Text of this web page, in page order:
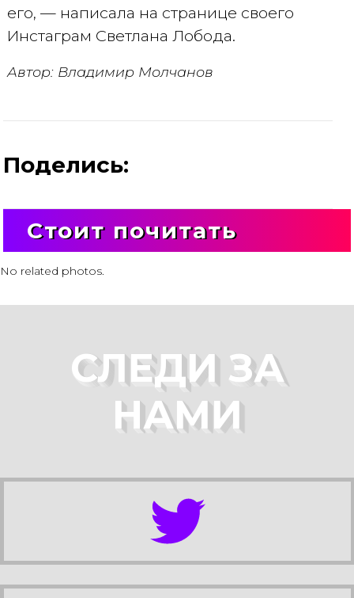
его, — написала на странице своего
Инстаграм Светлана Лобода.
Автор: Владимир Молчанов
Поделись:
Стоит почитать
No related photos.
СЛЕДИ ЗА
НАМИ